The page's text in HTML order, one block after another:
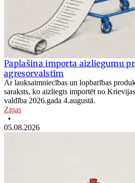
Paplašina importa aizliegumu
agresorvalstīm
Ar lauksaimniecības un lopbarības
saraksts, ko aizliegts importēt no
valdība 2026.gada 4.augustā.
Ziņas
•
05.08.2026